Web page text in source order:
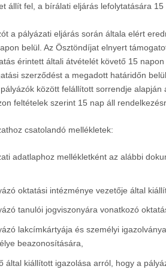
állít fel,a bírálati eljárás lefolytatására
a pályázati eljárás során általa elért
belül. Az Ösztöndíjat elnyert
érintett általi átvételét követő 15
szerződést a megadott határidőn
között felállított sorrendje
feltételek szerint 15 nap áll
csatolandó mellékletek:
adatlaphoz mellékletként az alábbi
oktatási intézménye vezetője által
tanulói jogviszonyára vonatkozó
lakcímkártyája és személyi
beazonosítására,
által kiállított igazolása arról, hogy a